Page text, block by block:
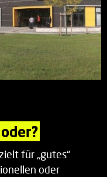
für „gutes“
oder